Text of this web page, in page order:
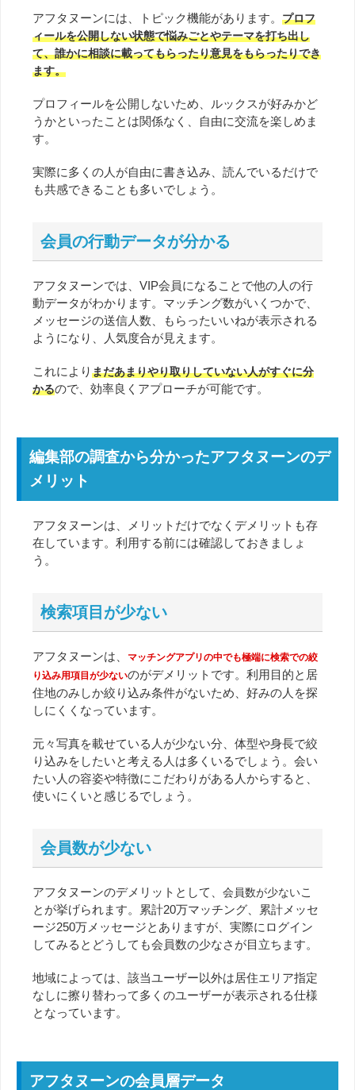
アフタヌーンには、トピック機能があります。 プロフ
ィールを公開しない状態で悩みごとやテーマを打ち出し
て、誰かに相談に載ってもらったり意見をもらったりでき
ます。
プロフィールを公開しないため、ルックスが好みかど
うかといったことは関係なく、自由に交流を楽しめま
す。
実際に多くの人が自由に書き込み、読んでいるだけで
も共感できることも多いでしょう。
会員の行動データが分かる
アフタヌーンでは、VIP会員になることで他の人の行
動データがわかります。マッチング数がいくつかで、
メッセージの送信人数、もらったいいねが表示される
ようになり、人気度合が見えます。
これによりまだあまりやり取りしていない人がすぐに分
かるので、効率良くアプローチが可能です。
編集部の調査から分かったアフタヌーンのデ
メリット
アフタヌーンは、メリットだけでなくデメリットも存
在しています。利用する前には確認しておきましょ
う。
検索項目が少ない
アフタヌーンは、
マッチングアプリの中でも極端に検索での絞
り込み用項目が少ないのがデメリットです。利用目的と居
住地のみしか絞り込み条件がないため、好みの人を探
しにくくなっています。
元々写真を載せている人が少ない分、体型や身長で絞
り込みをしたいと考える人は多くいるでしょう。会い
たい人の容姿や特徴にこだわりがある人からすると、
使いにくいと感じるでしょう。
会員数が少ない
アフタヌーンのデメリットとして、 会員数が少ないこ
とが挙げられます。累計20万マッチング、累計メッセ
ージ250万メッセージとありますが、実際にログイン
してみるとどうしても会員数の少なさが目立ちます。
地域によっては、該当ユーザー以外は居住エリア指定
なしに擦り替わって多くのユーザーが表示される仕様
となっています。
アフタヌーンの会員層データ